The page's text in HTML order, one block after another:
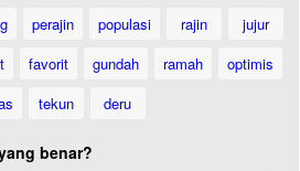
perajin populasi rajin
jujur
favorit gundah ramah
optimis
tekun deru
benar?